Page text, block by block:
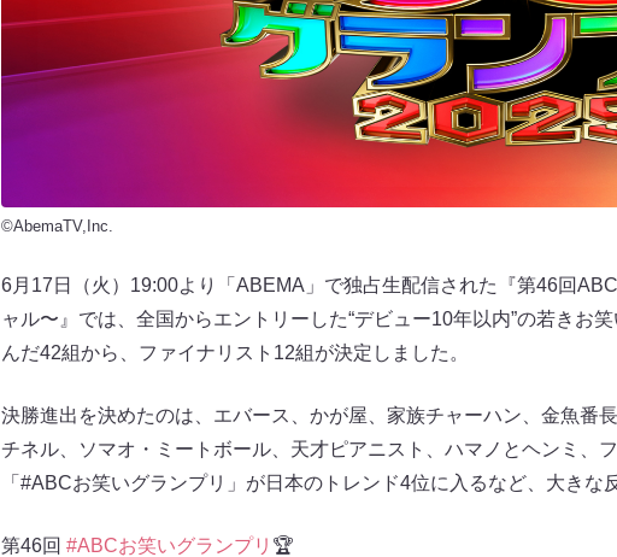
©AbemaTV,Inc.
6月17日（火）19:00より「ABEMA」で独占生配信された『第46回
ャル〜』では、全国からエントリーした“デビュー10年以内”の若きお
んだ42組から、ファイナリスト12組が決定しました。
決勝進出を決めたのは、エバース、かが屋、家族チャーハン、金魚番
チネル、ソマオ・ミートボール、天才ピアニスト、ハマノとヘンミ、
「#ABCお笑いグランプリ」が日本のトレンド4位に入るなど、大きな
第46回 #ABCお笑いグランプリ 🏆